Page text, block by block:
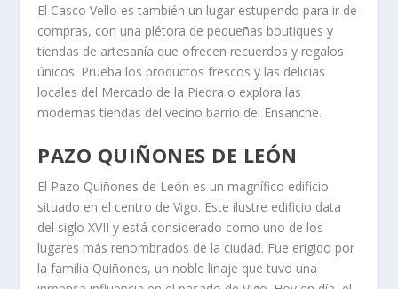
El Casco Vello es también un lugar estupendo para ir de
compras, con una plétora de pequeñas boutiques y
tiendas de artesanía que ofrecen recuerdos y regalos
únicos. Prueba los productos frescos y las delicias
locales del Mercado de la Piedra o explora las
modernas tiendas del vecino barrio del Ensanche.
PAZO QUIÑONES DE LEÓN
El Pazo Quiñones de León es un magnífico edificio
situado en el centro de Vigo. Este ilustre edificio data
del siglo XVII y está considerado como uno de los
lugares más renombrados de la ciudad. Fue erigido por
la familia Quiñones, un noble linaje que tuvo una